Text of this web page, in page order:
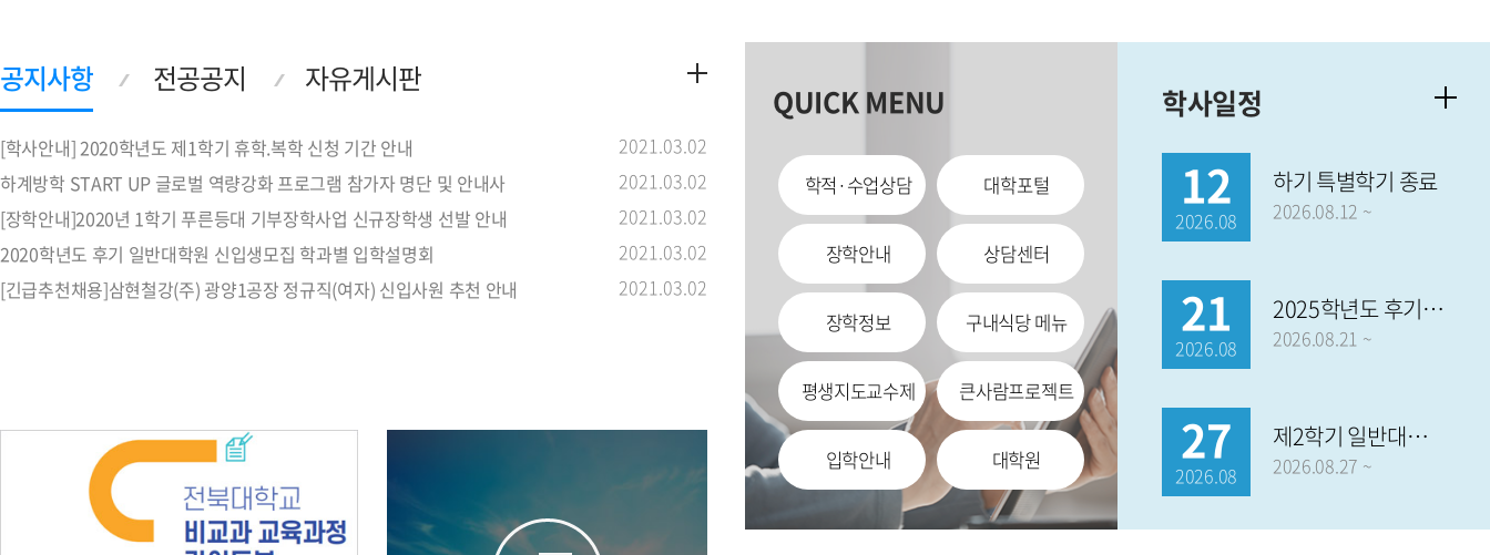
[학사안내] 2020학년도 제1학기 휴학.복학 신청 기간 안내
2021.03.02
하계방학 START UP 글로벌 역량강화 프로그램 참가자 명단 및 안내사
2021.03.02
[장학안내]2020년 1학기 푸른등대 기부장학사업 신규장학생 선발 안내
2021.03.02
2020학년도 후기 일반대학원 신입생모집 학과별 입학설명회
2021.03.02
[긴급추천채용]삼현철강(주) 광양1공장 정규직(여자) 신입사원 추천 안내
2021.03.02
QUICK MENU
학적·수업상담 대학포털
장학안내 상담센터
장학정보 구내식당 메뉴
평생지도교수제 큰사람프로젝트
입학안내 대학원
학사일정
12
2026.08
하기 특별학기 종료
2026.08.12 ~
21
2026.08
2025학년도 후기 학위수여식
2026.08.21 ~
27
2026.08
제2학기 일반대학원 외국어시험
2026.08.27 ~